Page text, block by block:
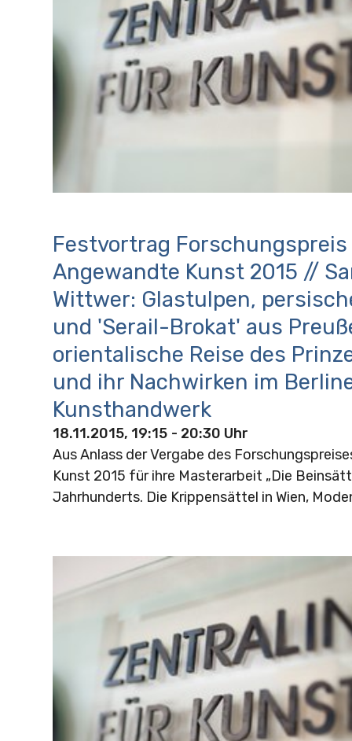
Festvortrag Forschungspreis
Angewandte Kunst 2015 //
Wittwer: Glastulpen,
und 'Serail-Brokat' aus
orientalische Reise des
und ihr Nachwirken im
Kunsthandwerk
18.11.2015, 19:15 - 20:30 Uhr
Aus Anlass der Vergabe des
Kunst 2015 für ihre Masterarbeit „Die
Jahrhunderts. Die Krippensättel in Wien,